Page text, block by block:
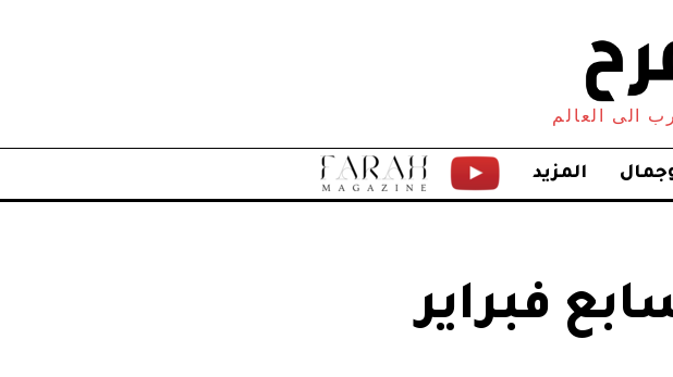
الى العالم
المزيد
فبراير